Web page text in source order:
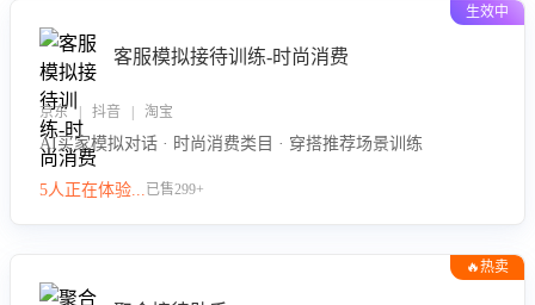
生效中
客服模拟接待训练-时尚消费
京东 | 抖音 | 淘宝
AI买家模拟对话 · 时尚消费类目 · 穿搭推荐场景训练
5人正在体验...已售299+
🔥热卖